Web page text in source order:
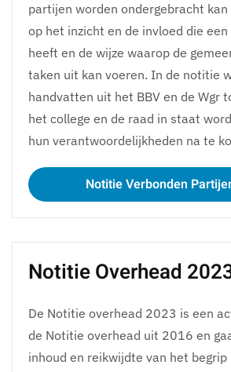
partijen worden ondergebracht kan
op het inzicht en de invloed die
heeft en de wijze waarop de
taken uit kan voeren. In de notitie
handvatten uit het BBV en de Wgr
het college en de raad in staat
hun verantwoordelijkheden na te
Notitie Verbonden
Notitie Overhead
De Notitie overhead 2023 is een
de Notitie overhead uit 2016 en
inhoud en reikwijdte van het begrip